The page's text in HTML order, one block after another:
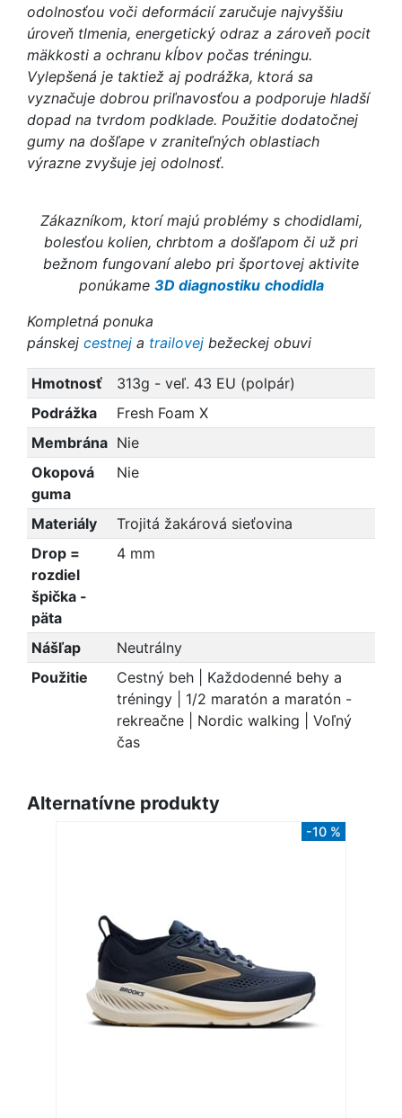
odolnosťou voči deformácií zaručuje najvyššiu
úroveň tlmenia, energetický odraz a zároveň pocit
mäkkosti a ochranu kĺbov počas tréningu.
Vylepšená je taktiež aj podrážka, ktorá sa
vyznačuje dobrou priľnavosťou a podporuje hladší
dopad na tvrdom podklade. Použitie dodatočnej
gumy na došľape v zraniteľných oblastiach
výrazne zvyšuje jej odolnosť.
Zákazníkom, ktorí majú problémy s chodidlami,
bolesťou kolien, chrbtom a došľapom či už pri
bežnom fungovaní alebo pri športovej aktivite
ponúkame 3D diagnostiku chodidla
Kompletná ponuka
pánskej cestnej a trailovej bežeckej obuvi
Hmotnosť
313g - veľ. 43 EU (polpár)
Podrážka
Fresh Foam X
Membrána Nie
Okopová
guma
Nie
Materiály
Trojitá žakárová sieťovina
Drop =
rozdiel
špička -
päta
4 mm
Nášľap
Neutrálny
Použitie
Cestný beh | Každodenné behy a
tréningy | 1/2 maratón a maratón -
rekreačne | Nordic walking | Voľný
čas
Alternatívne produkty
-10 %